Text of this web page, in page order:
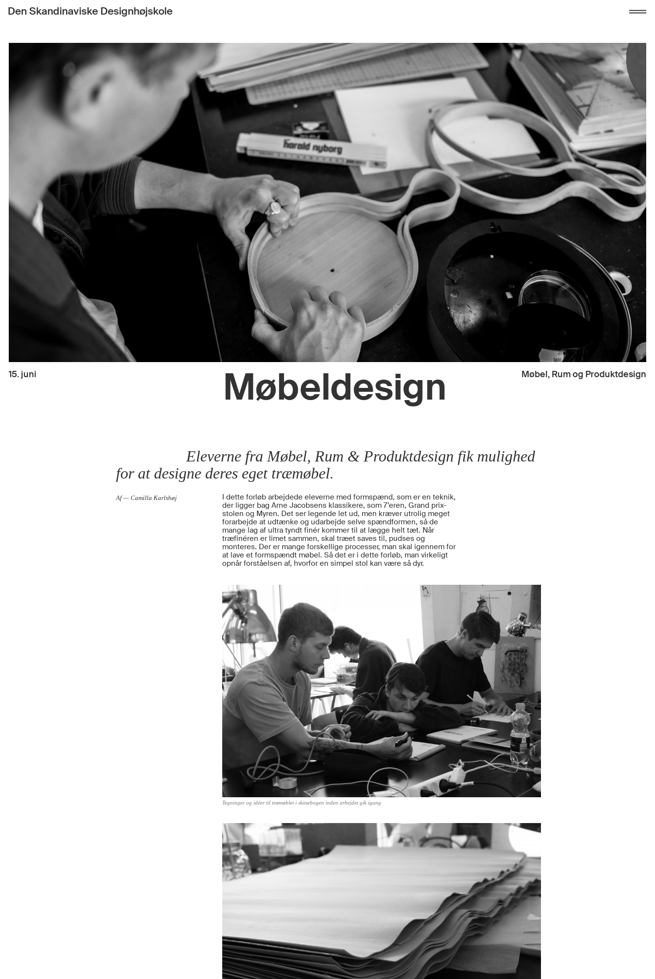
Den Skandinaviske Designhøjskole
15. juni Møbeldesign Møbel, Rum og Produktdesign
Eleverne fra Møbel, Rum & Produktdesign fik mulighed
for at designe deres eget træmøbel.
Af — Camilla Karlshøj
I dette forløb arbejdede eleverne med formspænd, som er en teknik,
der ligger bag Arne Jacobsens klassikere, som 7’eren, Grand prix-
stolen og Myren. Det ser legende let ud, men kræver utrolig meget
forarbejde at udtænke og udarbejde selve spændformen, så de
mange lag af ultra tyndt finér kommer til at lægge helt tæt. Når
træfinéren er limet sammen, skal træet saves til, pudses og
monteres. Der er mange forskellige processer, man skal igennem for
at lave et formspændt møbel. Så det er i dette forløb, man virkeligt
opnår forståelsen af, hvorfor en simpel stol kan være så dyr.
Tegninger og idéer til træmøblet i skitsebogen inden arbejdet gik igang